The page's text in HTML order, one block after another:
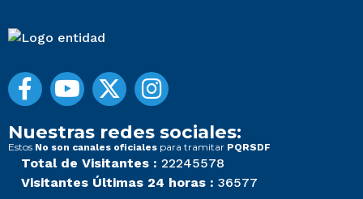
Nuestras redes sociales:
Estos No son canales oficiales para tramitar PQRSDF
Total de Visitantes : 22245578
Visitantes Últimas 24 horas : 36577